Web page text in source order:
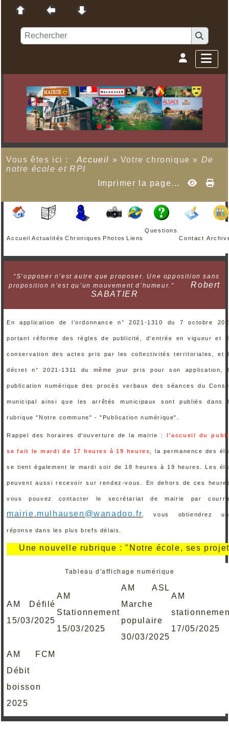
Vous êtes ici : Accueil » Votre chronique » De
notre école et RPI
Imprimer la page...
Accueil Actualités Chroniques Photos Liens
Questions
Contact
“S’opposer n’est autre que proposer. Une opposition sans
proposition n’est qu’un mouvement d’humeur.”
Robert
SABATIER
En application de l’ordonnance n° 2021-1310 du 7 octobre
portant réforme des règles de publicité, d'entrée en vigueur et
conservation des actes pris par les collectivités territoriales, et
décret n° 2021-1311 du même jour pris pour son application,
publication numérique des procès verbaux des séances du
municipal ainsi que les arrêtés municipaux sont publiés dans
rubrique "Notre commune" - "Publication numérique".
Rappel des horaires d'ouverture de la mairie : l'accueil du
se fait le mardi de 17 heures à 19 heures , la permanence des
se tient également le mardi soir de 18 heures à 19 heures. Les
peuvent aussi recevoir sur rendez-vous. En dehors de ces
vous pouvez contacter le secrétariat de mairie par
mairie.mulhausen@wanadoo.fr , vous obtiendrez
réponse dans les plus brefs délais.
nouvelle rubrique : "Notre école, ses projets,
Tableau d'affichage numérique
AM Défilé
15/03/2025
AM
Stationnement
15/03/2025
AM ASL
Marche
populaire
30/03/2025
AM
17/05/2025
AM FCM
Débit
boisson
2025